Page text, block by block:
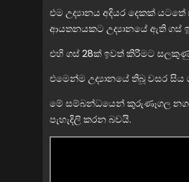
එම උද්‍යානය අදියර දෙකක්
ආයතනයකට උද්‍යානයේ ඇති ගස්
එහි ගස් 28ක් ඉවත් කිරීමට
එමෙන්ම උද්‍යානයේ තිබූ වසර
මේ සම්බන්ධයෙන් කුරුණෑගල
පැහැදිලි කරන බවයි.